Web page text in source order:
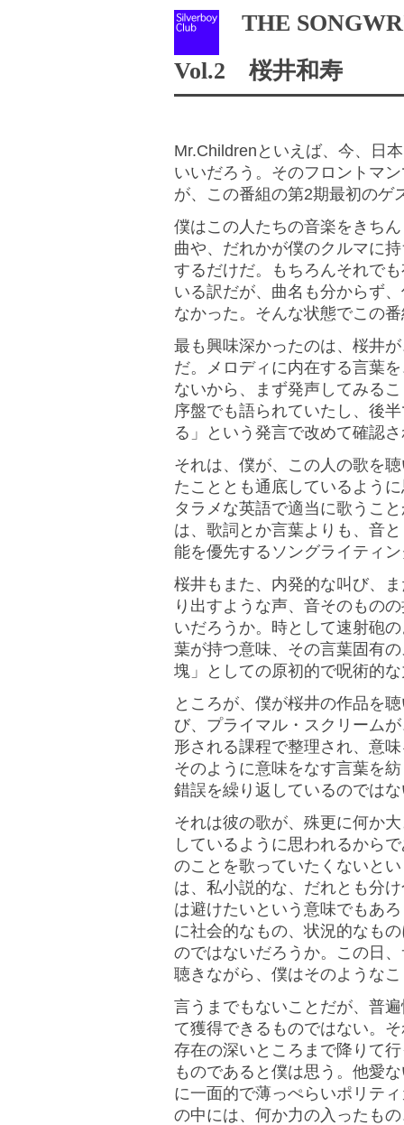
THE
Vol.2 桜井和寿
Mr.Childrenといえば、今、日
いいだろう。そのフロントマ
が、この番組の第2期最初のゲ
僕はこの人たちの音楽をきち
曲や、だれかが僕のクルマに
するだけだ。もちろんそれで
いる訳だが、曲名も分からず
なかった。そんな状態でこの
最も興味深かったのは、桜井
だ。メロディに内在する言葉
ないから、まず発声してみる
序盤でも語られていたし、後
る」という発言で改めて確認
それは、僕が、この人の歌を
たこととも通底しているよう
タラメな英語で適当に歌うこ
は、歌詞とか言葉よりも、音
能を優先するソングライティ
桜井もまた、内発的な叫び、
り出すような声、音そのもの
いだろうか。時として速射砲
葉が持つ意味、その言葉固有
塊」としての原初的で呪術的
ところが、僕が桜井の作品を
び、プライマル・スクリーム
形される課程で整理され、意
そのように意味をなす言葉を
錯誤を繰り返しているのでは
それは彼の歌が、殊更に何か
しているように思われるから
のことを歌っていたくないと
は、私小説的な、だれとも分
は避けたいという意味でもあ
に社会的なもの、状況的なも
のではないだろうか。この日
聴きながら、僕はそのような
言うまでもないことだが、普
て獲得できるものではない。
存在の深いところまで降りて
ものであると僕は思う。他愛
に一面的で薄っぺらいポリテ
の中には、何か力の入ったも